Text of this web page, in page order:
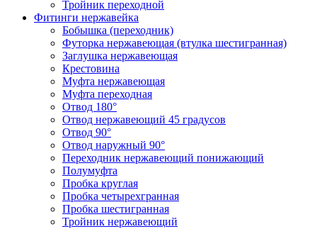
Тройник переходной
Фитинги нержавейка
Бобышка (переходник)
Футорка нержавеющая (втулка шестигранная)
Заглушка нержавеющая
Крестовина
Муфта нержавеющая
Муфта переходная
Отвод 180°
Отвод нержавеющий 45 градусов
Отвод 90°
Отвод наружный 90°
Переходник нержавеющий понижающий
Полумуфта
Пробка круглая
Пробка четырехгранная
Пробка шестигранная
Тройник нержавеющий